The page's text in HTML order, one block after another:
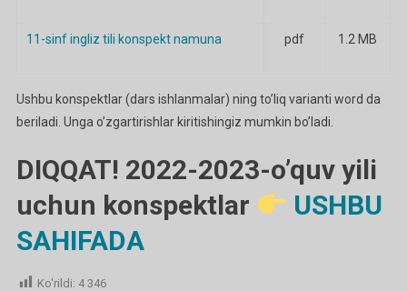
11-sinf ingliz tili konspekt namuna pdf 1.2 MB
Ushbu konspektlar (dars ishlanmalar) ning to’liq varianti word da
beriladi. Unga o’zgartirishlar kiritishingiz mumkin bo’ladi.
DIQQAT! 2022-2023-o’quv yili
uchun konspektlar
USHBU
SAHIFADA
Ko'rildi: 4 346